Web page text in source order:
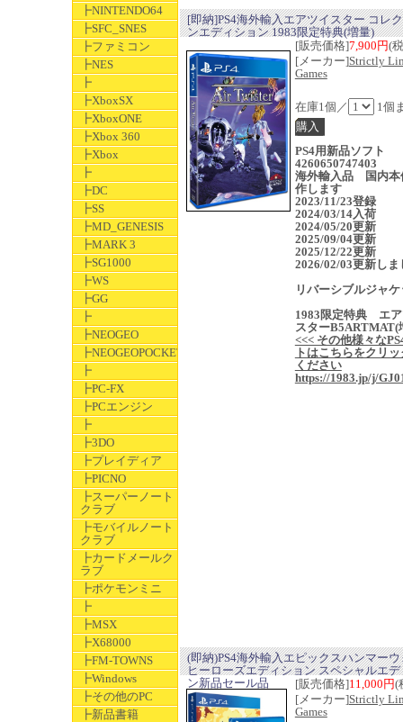
┣NINTENDO64
┣SFC_SNES
┣ファミコン
┣NES
┣
┣XboxSX
┣XboxONE
┣Xbox 360
┣Xbox
┣
┣DC
┣SS
┣MD_GENESIS
┣MARK 3
┣SG1000
┣WS
┣GG
┣
┣NEOGEO
┣NEOGEOPOCKET
┣
┣PC-FX
┣PCエンジン
┣
┣3DO
┣プレイディア
┣PICNO
┣スーパーノート
クラブ
┣モバイルノート
クラブ
┣カードメールク
ラブ
┣ポケモンミニ
┣
┣MSX
┣X68000
┣FM-TOWNS
┣Windows
┣その他のPC
┣新品書籍
[即納]PS4海外輸入エアツイスター コレ
ンエディション 1983限定特典(増量)
[販売価格]7,900円(
[メーカー]Strictly
Games
在庫1個／ 1個
PS4用新品ソフト
4260650747403
海外輸入品 国内本
作します
2023/11/23登録
2024/03/14入荷
2024/05/20更新
2025/09/04更新
2025/12/22更新
2026/02/03更新しま
リバーシブルジャ
1983限定特典 エ
スターB5ARTMAT(
<<< その他様々な
トはこちらをクリ
ください
https://1983.jp/j/
(即納)PS4海外輸入エピックスハンマー
ヒーローズエディション スペシャルエ
ン新品セール品
[販売価格]11,000円(
[メーカー]Strictly
Games